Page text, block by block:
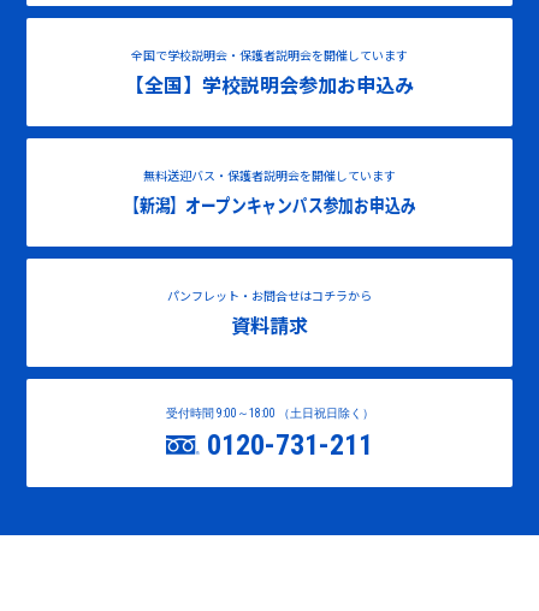
全国で学校説明会・保護者説明会を開催しています
【全国】学校説明会参加お申込み
無料送迎バス・保護者説明会を開催しています
【新潟】オープンキャンパス参加お申込み
パンフレット・お問合せはコチラから
資料請求
受付時間 9:00～18:00 （土日祝日除く）
0120-731-211